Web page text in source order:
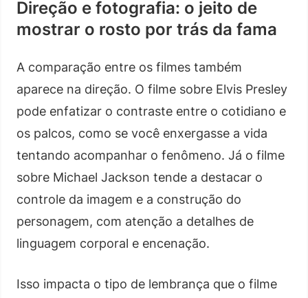
Direção e fotografia: o jeito de
mostrar o rosto por trás da fama
A comparação entre os filmes também
aparece na direção. O filme sobre Elvis Presley
pode enfatizar o contraste entre o cotidiano e
os palcos, como se você enxergasse a vida
tentando acompanhar o fenômeno. Já o filme
sobre Michael Jackson tende a destacar o
controle da imagem e a construção do
personagem, com atenção a detalhes de
linguagem corporal e encenação.
Isso impacta o tipo de lembrança que o filme